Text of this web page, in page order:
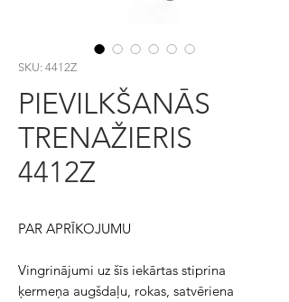
SKU: 4412Z
PIEVILKŠANĀS
TRENAŽIERIS
4412Z
PAR APRĪKOJUMU
Vingrinājumi uz šīs iekārtas stiprina
ķermeņa augšdaļu, rokas, satvēriena